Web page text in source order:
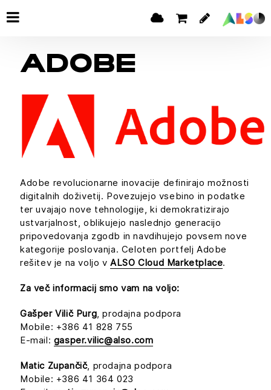
ADOBE
Adobe revolucionarne inovacije definirajo možnosti
digitalnih doživetij. Povezujejo vsebino in podatke
ter uvajajo nove tehnologije, ki demokratizirajo
ustvarjalnost, oblikujejo naslednjo generacijo
pripovedovanja zgodb in navdihujejo povsem nove
kategorije poslovanja. Celoten portfelj Adobe
rešitev je na voljo vALSO Cloud Marketplace.
Za več informacij smo vam na voljo:
Gašper Vilič Purg, prodajna podpora
Mobile: +386 41 828 755
E-mail: gasper.vilic@also.com
Matic Zupančič, prodajna podpora
Mobile: +386 41 364 023